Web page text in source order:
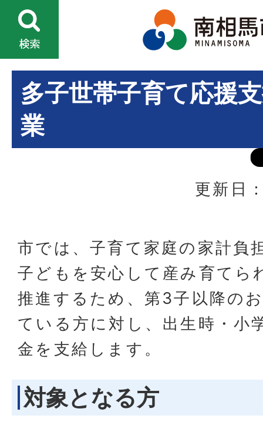
多子世帯子育て応援
業
更新日
市では、子育て家庭の家計負
子どもを安心して産み育てら
推進するため、第3子以降の
ている方に対し、出生時・小
金を支給します。
対象となる方